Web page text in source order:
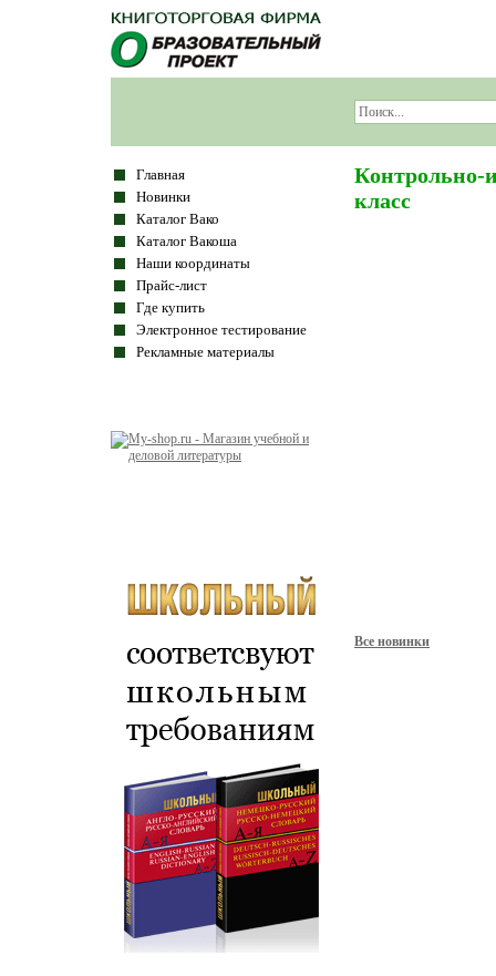
Главная
Новинки
Каталог Вако
Каталог Вакоша
Наши координаты
Прайс-лист
Где купить
Электронное тестирование
Рекламные материалы
Контрольно-
класс
Все новинки